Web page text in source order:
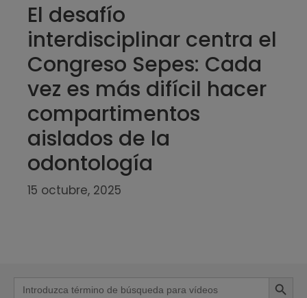
El desafío
interdisciplinar centra el
Congreso Sepes: Cada
vez es más difícil hacer
compartimentos
aislados de la
odontología
15 octubre, 2025
Buscar: Botón de